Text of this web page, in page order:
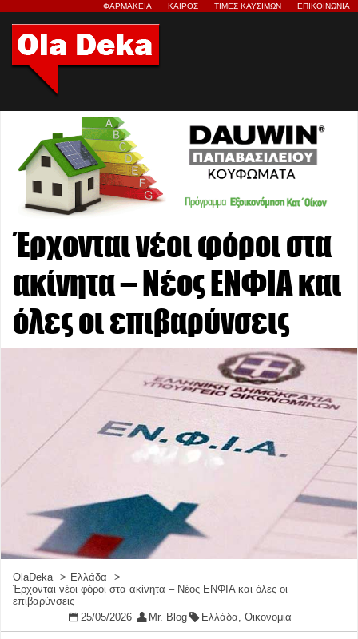
ΦΑΡΜΑΚΕΙΑ ΚΑΙΡΟΣ ΤΙΜΕΣ ΚΑΥΣΙΜΩΝ ΕΠΙΚΟΙΝΩΝΙΑ
Έρχονται νέοι φόροι στα
ακίνητα – Νέος ΕΝΦΙΑ και
όλες οι επιβαρύνσεις
OlaDeka
Ελλάδα
Έρχονται νέοι φόροι στα ακίνητα – Νέος ΕΝΦΙΑ και όλες οι
επιβαρύνσεις
25/05/2026
Mr. Blog Ελλάδα,Οικονομία